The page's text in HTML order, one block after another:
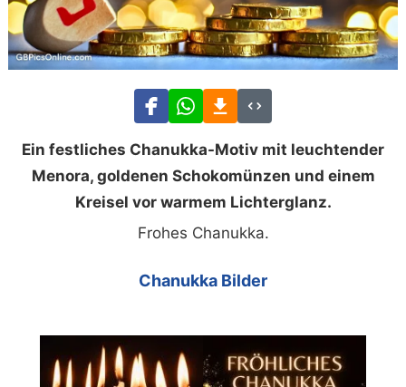
Ein festliches Chanukka-Motiv mit leuchtender
Menora, goldenen Schokomünzen und einem
Kreisel vor warmem Lichterglanz.
Frohes Chanukka.
Chanukka Bilder